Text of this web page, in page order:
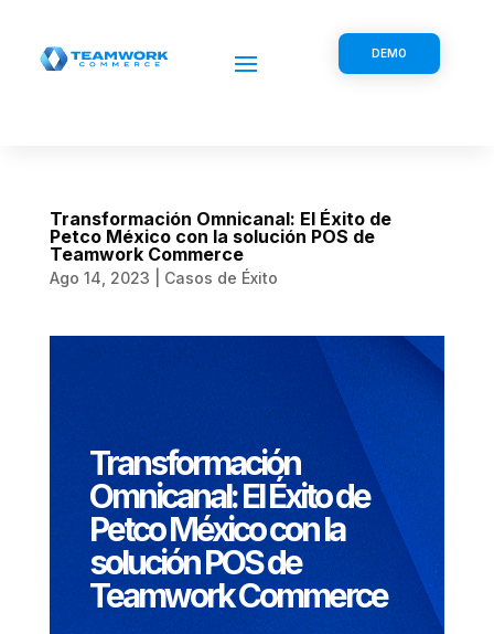
DEMO
Transformación Omnicanal: El Éxito de
Petco México con la solución POS de
Teamwork Commerce
Ago 14, 2023 Casos de Éxito
Transformación
Omnicanal: El Éxito de
Petco México con la
solución POS de
Teamwork Commerce